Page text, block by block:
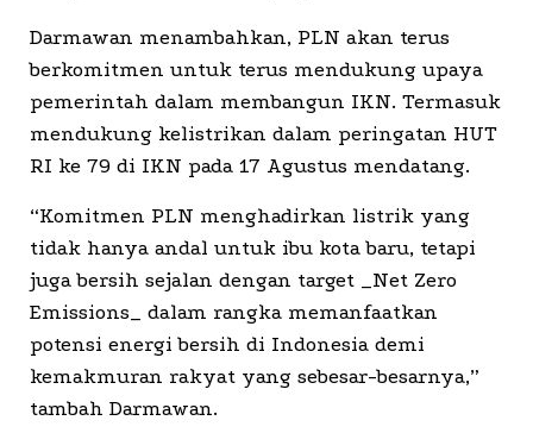
Darmawan menambahkan, PLN akan terus
berkomitmen untuk terus mendukung upaya
pemerintah dalam membangun IKN. Termasuk
mendukung kelistrikan dalam peringatan HUT
RI ke 79 di IKN pada 17 Agustus mendatang.
“Komitmen PLN menghadirkan listrik yang
tidak hanya andal untuk ibu kota baru, tetapi
juga bersih sejalan dengan target _Net Zero
Emissions_ dalam rangka memanfaatkan
potensi energi bersih di Indonesia demi
kemakmuran rakyat yang sebesar-besarnya,”
tambah Darmawan.